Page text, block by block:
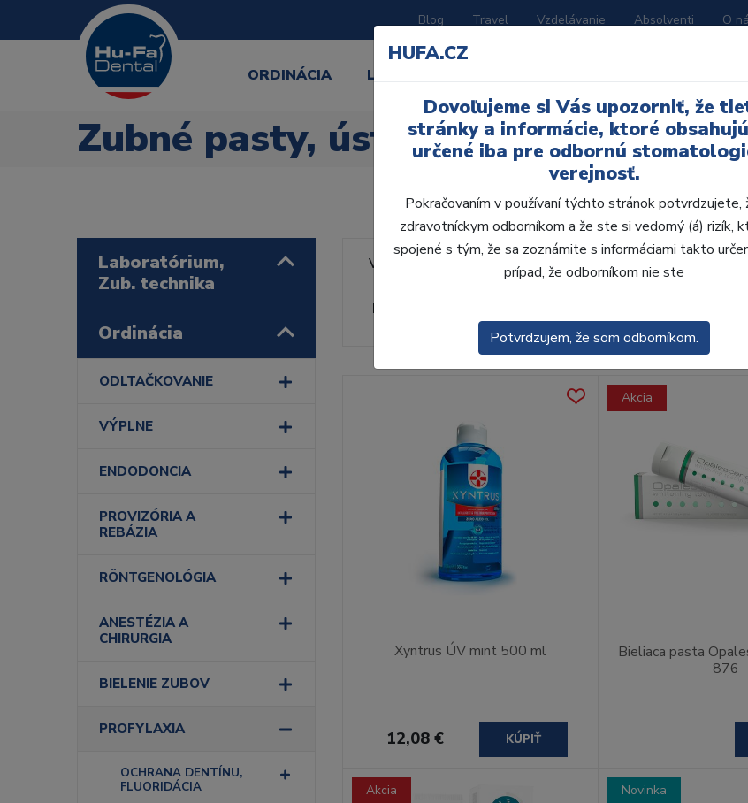
Blog Travel Vzdelávanie Absolventi O
ORDINÁCIA LABORATÓRIUM
Zubné pasty, ústne vody
Laboratórium,
Zub. technika
Ordinácia
ODLTAČKOVANIE
VÝPLNE
ENDODONCIA
PROVIZÓRIA A
REBÁZIA
RÖNTGENOLÓGIA
ANESTÉZIA A
CHIRURGIA
BIELENIE ZUBOV
PROFYLAXIA
OCHRANA DENTÍNU,
FLUORIDÁCIA
Výrobca:
Radenie
Xyntrus ÚV mint 500 ml
12,08 € KÚPIŤ
Akcia
Bieliaca pasta
876
Akcia Novinka
HUFA.CZ
Dovoľujeme si Vás upozorniť, že
stránky a informácie, ktoré
určené iba pre odbornú
verejnosť.
Pokračovaním v používaní týchto stránok potvrdzujete,
zdravotníckym odborníkom a že ste si vedomý (á) rizík,
spojené s tým, že sa zoznámite s informáciami takto
prípad, že odborníkom nie ste
Potvrdzujem, že som odborníkom.